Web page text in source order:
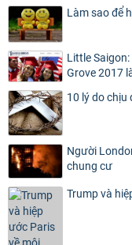
Làm sao để
Little
Grove 2017
10 lý do chịu
Người
chung cư
Trump và